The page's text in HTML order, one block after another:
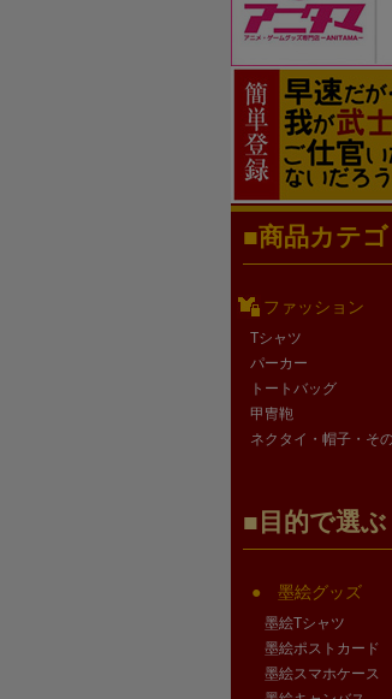
商品カテ
ファッション
Tシャツ
パーカー
トートバッグ
甲冑鞄
ネクタイ・帽子・そ
目的で選ぶ
墨絵グッズ
墨絵Tシャツ
墨絵ポストカード
墨絵スマホケース